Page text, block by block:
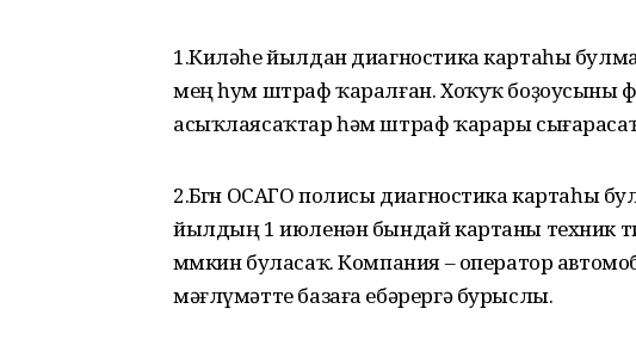
1.Киләһе йылдан диагностика картаһы
мең һум штраф ҡаралған. Хоҡуҡ боҙоусыны
асыҡлаясаҡтар һәм штраф ҡарары
2.Бөгөн ОСАГО полисы диагностика картаһы
йылдың 1 июленән бындай картаны техник
мөмкин буласаҡ. Компания – оператор
мәғлүмәтте базаға ебәрергә бурыслы.